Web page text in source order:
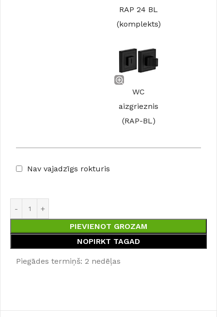
RAP 24 BL
(komplekts)
WC
aizgrieznis
(RAP-BL)
Nav vajadzīgs rokturis
PIEVIENOT GROZAM
NOPIRKT TAGAD
Piegādes termiņš: 2 nedēļas